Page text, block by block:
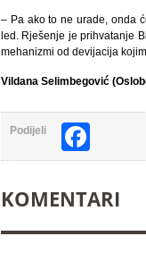
– Pa ako to ne urade, onda
led. Rješenje je prihvatanje
mehanizmi od devijacija
Vildana Selimbegović
Podijeli
KOMENTARI